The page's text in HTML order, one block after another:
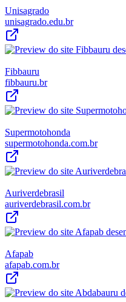
Unisagrado
unisagrado.edu.br
Fibbauru
fibbauru.br
Supermotohonda
supermotohonda.com.br
Auriverdebrasil
auriverdebrasil.com.br
Afapab
afapab.com.br